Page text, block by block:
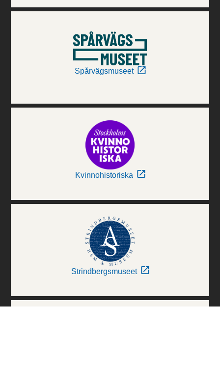
Spårvägsmuseet
Kvinnohistoriska
Strindbergsmuseet